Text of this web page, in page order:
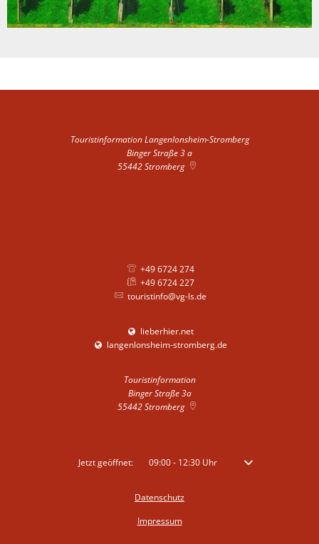
Touristinformation Langenlonsheim-Stromberg
Binger Straße 3 a
55442Stromberg
+49 6724 274
+49 6724 227
touristinfo@vg-ls.de
lieberhier.net
langenlonsheim-stromberg.de
Touristinformation
Binger Straße 3a
55442Stromberg
Klicken, um weitere Öffnungs- oder Schließzeiten auszublenden
Jetzt geöffnet: 09:00- 12:30Uhr Von 09:00 bis 12:30
Datenschutz
Impressum